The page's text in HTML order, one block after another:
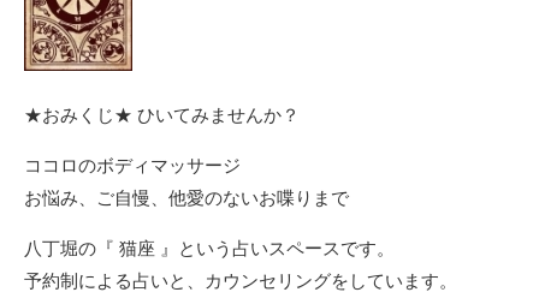
★おみくじ★ ひいてみませんか？
ココロのボディマッサージ
お悩み、ご自慢、他愛のないお喋りまで
八丁堀の『 猫座 』という占いスペースです。
予約制による占いと、カウンセリングをしています。